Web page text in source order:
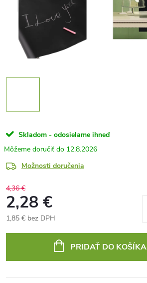
Skladom - odosielame ihneď
12.8.2026
Možnosti doručenia
4,36 €
2,28 €
1,85 € bez DPH
PRIDAŤ DO KOŠÍKA